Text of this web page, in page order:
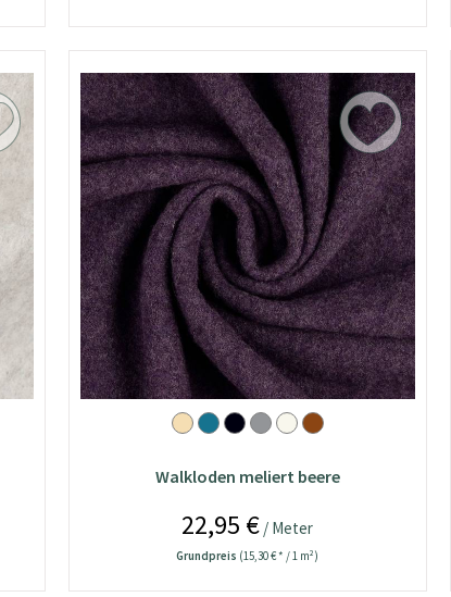
Walkloden meliert beere
22,95 € / Meter
Grundpreis (15,30 € * / 1 m²)